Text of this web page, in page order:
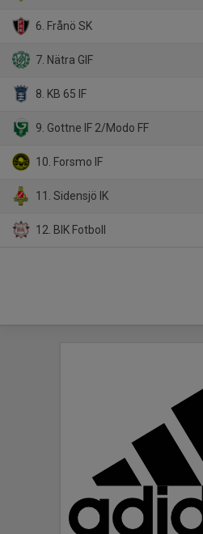
6. Frånö SK
7. Nätra GIF
8. KB 65 IF
9. Gottne IF 2/Modo FF
10. Forsmo IF
11. Sidensjö IK
12. BIK Fotboll